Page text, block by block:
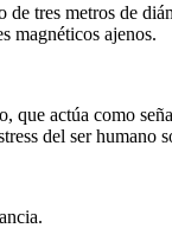
tres metros de
magnéticos ajenos.
actúa como
del ser humano